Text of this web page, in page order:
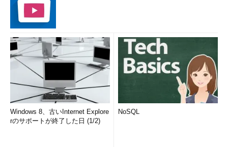
Windows 8、古いInternet Explore
rのサポートが終了した日 (1/2)
NoSQL